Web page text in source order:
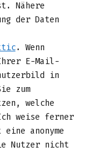
Nähere
der Daten
. Wenn
E-Mail-
in
zum
welche
weise ferner
anonyme
Nutzer nicht